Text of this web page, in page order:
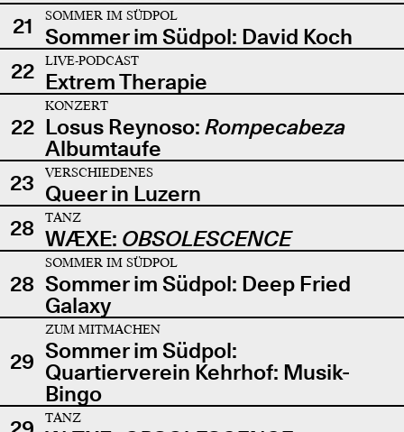
21
SOMMER IM SÜDPOL
Sommer im Südpol: David Koch
22
LIVE-PODCAST
Extrem Therapie
22
KONZERT
Losus Reynoso: Rompecabeza
Albumtaufe
23
VERSCHIEDENES
Queer in Luzern
28
TANZ
WÆXE: OBSOLESCENCE
28
SOMMER IM SÜDPOL
Sommer im Südpol: Deep Fried
Galaxy
29
ZUM MITMACHEN
Sommer im Südpol:
Quartierverein Kehrhof: Musik-
Bingo
TANZ